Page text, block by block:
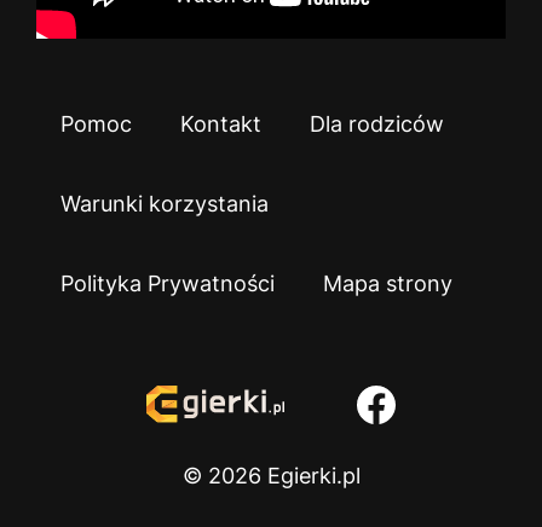
Pomoc Kontakt Dla rodziców
Warunki korzystania
Polityka Prywatności Mapa strony
© 2026 Egierki.pl